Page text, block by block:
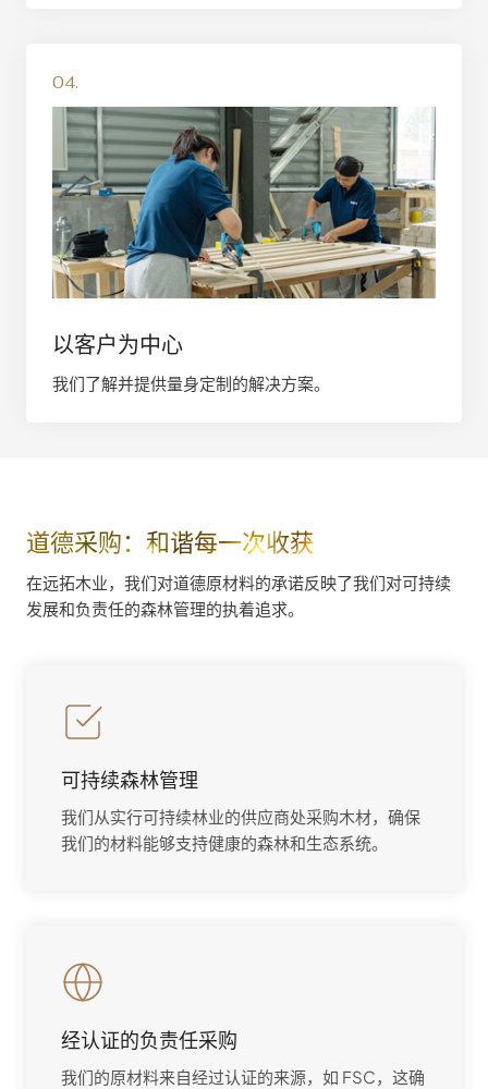
04.
以客户为中心
我们了解并提供量身定制的解决方案。
道德采购：和谐每一次收获
在远拓木业，我们对道德原材料的承诺反映了我们对可持续
发展和负责任的森林管理的执着追求。
可持续森林管理
我们从实行可持续林业的供应商处采购木材，确保
我们的材料能够支持健康的森林和生态系统。
经认证的负责任采购
我们的原材料来自经过认证的来源，如 FSC，这确